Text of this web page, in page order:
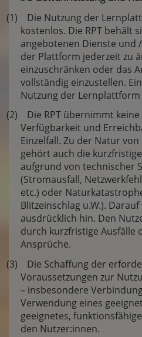
(1) Die Nutzung der
kostenlos. Die RPT behält
angebotenen Dienste und
der Plattform jederzeit zu
einzuschränken oder das
vollständig einzustellen.
Nutzung der
(2) Die RPT übernimmt keine
Verfügbarkeit und
Einzelfall. Zu der Natur
gehört auch die
aufgrund von technischer
(Stromausfall,
etc.) oder
Blitzeinschlag u.W.). Darauf
ausdrücklich hin. Den
durch kurzfristige Ausfälle
Ansprüche.
(3) Die Schaffung der
Voraussetzungen zur
– insbesondere
Verwendung eines
geeignetes,
den Nutzer:innen.